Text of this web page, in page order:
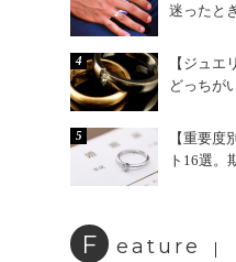
迷ったと
4
【ジュエ
どっちが
5
【重要度
ト16選。
F eature